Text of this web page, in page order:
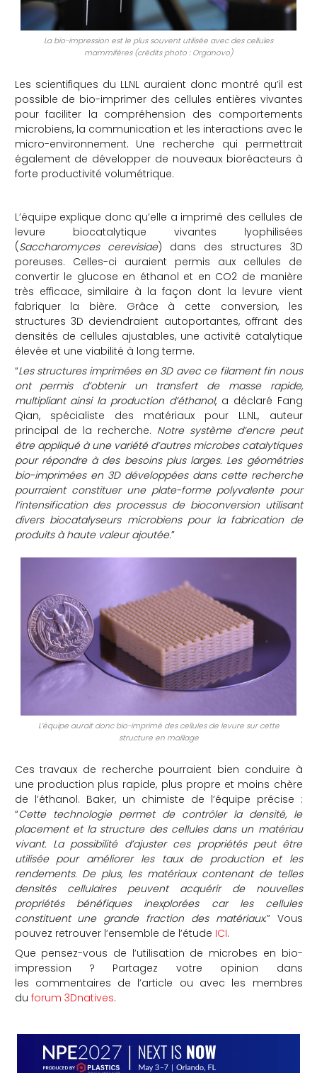
La bio-impression est le plus souvent utilisée avec des cellules
mammifères (crédits photo : Organovo)
Les scientifiques du LLNL auraient donc montré qu’il est
possible de bio-imprimer des cellules entières vivantes
pour faciliter la compréhension des comportements
microbiens, la communication et les interactions avec le
micro-environnement. Une recherche qui permettrait
également de développer de nouveaux bioréacteurs à
forte productivité volumétrique.
L’équipe explique donc qu’elle a imprimé des cellules de
levure biocatalytique vivantes lyophilisées
(Saccharomyces cerevisiae) dans des structures 3D
poreuses. Celles-ci auraient permis aux cellules de
convertir le glucose en éthanol et en CO2 de manière
très efficace, similaire à la façon dont la levure vient
fabriquer la bière. Grâce à cette conversion, les
structures 3D deviendraient autoportantes, offrant des
densités de cellules ajustables, une activité catalytique
élevée et une viabilité à long terme.
“Les structures imprimées en 3D avec ce filament fin nous
ont permis d’obtenir un transfert de masse rapide,
multipliant ainsi la production d’éthanol, a déclaré Fang
Qian, spécialiste des matériaux pour LLNL, auteur
principal de la recherche. Notre système d’encre peut
être appliqué à une variété d’autres microbes catalytiques
pour répondre à des besoins plus larges. Les géométries
bio-imprimées en 3D développées dans cette recherche
pourraient constituer une plate-forme polyvalente pour
l’intensification des processus de bioconversion utilisant
divers biocatalyseurs microbiens pour la fabrication de
produits à haute valeur ajoutée.”
L’équipe aurait donc bio-imprimé des cellules de levure sur cette
structure en maillage
Ces travaux de recherche pourraient bien conduire à
une production plus rapide, plus propre et moins chère
de l’éthanol. Baker, un chimiste de l’équipe précise :
“Cette technologie permet de contrôler la densité, le
placement et la structure des cellules dans un matériau
vivant. La possibilité d’ajuster ces propriétés peut être
utilisée pour améliorer les taux de production et les
rendements. De plus, les matériaux contenant de telles
densités cellulaires peuvent acquérir de nouvelles
propriétés bénéfiques inexplorées car les cellules
constituent une grande fraction des matériaux.” Vous
pouvez retrouver l’ensemble de l’étude ICI.
Que pensez-vous de l’utilisation de microbes en bio-
impression ? Partagez votre opinion dans
les commentaires de l’article ou avec les membres
du forum 3Dnatives.